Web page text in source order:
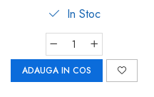
In Stoc
ADAUGA IN COS